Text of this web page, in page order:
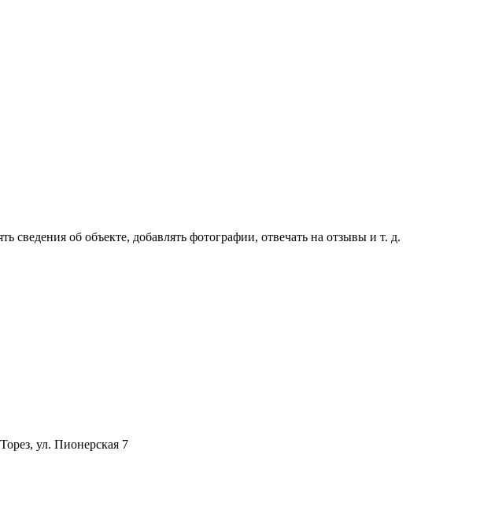
сведения об объекте, добавлять фотографии, отвечать на отзывы и т. д.
ул. Пионерская 7